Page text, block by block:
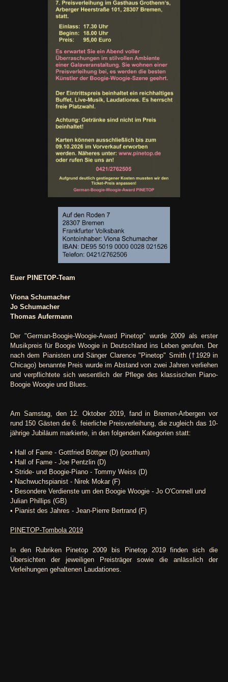
Euer PINETOP-Team
Viona Schumacher
Jo Schumacher
Thomas Aufermann
Der "German-Boogie-Woogie-Award Pinetop" wurde 2009 als erster
Musikpreis für Boogie Woogie in Deutschland ins Leben gerufen. Der
nach dem Pianisten und Sänger Clarence "Pinetop" Smith (†1929 in
Chicago) benannte Preis wurde im Abstand von zwei Jahren verliehen
und verpflichtete sich wesentlich der Pflege des klassischen Piano-
Boogie Woogie und Blues.
Am Samstag, den 12. Oktober 2019, fand in Bremen-Arbergen vor
rund 150 Gästen die 6. feierliche Preisverleihung, die zugleich das 10-
jährige Jubiläum markierte, in den folgenden Kategorien statt:
• Hall of Fame - Gottfried Böttger (D) (posthum)
• Hall of Fame - Joe Pentzlin (D)
• Stride- und Boogie-Piano - Tommy Weiss (D)
• Nachwuchspianist - Nirek Mokar (F)
• Besondere Verdienste um den Boogie Woogie - Jo O'Connell und
Julian Phillips (GB)
• Pianist des Jahres - Jean-Pierre Bertrand (F)
PINETOP-Tombola 2019
In den Rubriken Pinetop 2009 bis Pinetop 2019 finden sich die
Übersichten der jeweiligen Preisträger sowie die anlässlich der
Verleihungen gehaltenen Laudationes.